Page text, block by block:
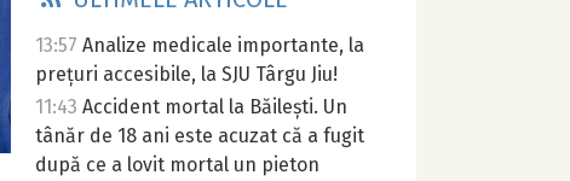
13:57 Analize medicale importante, la
prețuri accesibile, la SJU Târgu Jiu!
11:43 Accident mortal la Băilești. Un
tânăr de 18 ani este acuzat că a fugit
după ce a lovit mortal un pieton